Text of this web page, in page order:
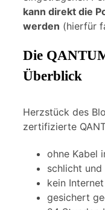
kann direkt die
werden (hierfür
Die
Überblick
Herzstück des
zertifizierte
ohne Kabel
schlicht
kein
gesichert